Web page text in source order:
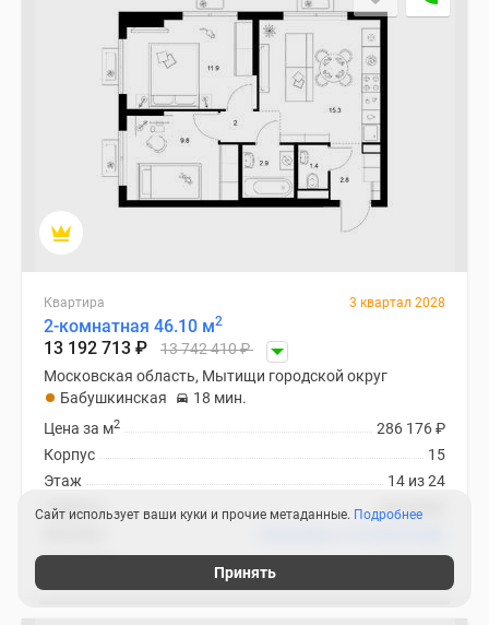
Квартира 3 квартал 2028
2-комнатная 46.10 м2
13 192 713 ₽ 13 742 410₽
Московская область, Мытищи городской округ
Бабушкинская
18 мин.
286 176₽
Цена за м2
15
Корпус
14 из 24
Этаж
чистовая
Отделка
Сайт использует ваши куки и прочие метаданные. Подробнее
Принять